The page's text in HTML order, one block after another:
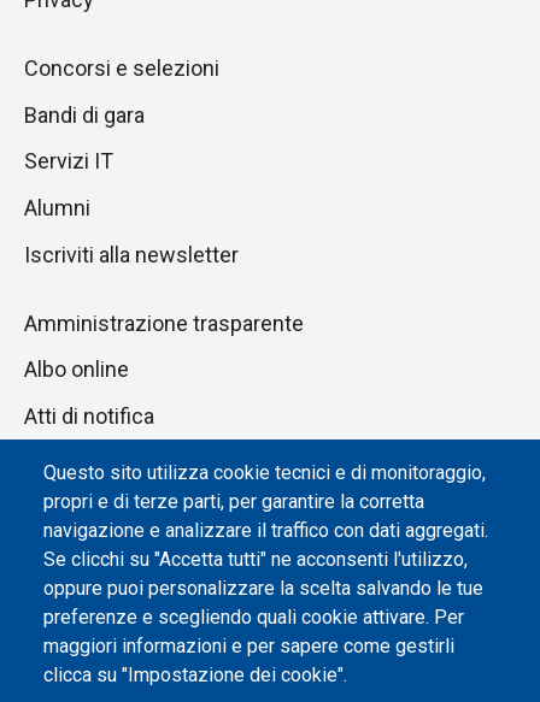
Questo sito utilizza cookie tecnici e di monitoraggio,
propri e di terze parti, per garantire la corretta
navigazione e analizzare il traffico con dati aggregati.
Se clicchi su "Accetta tutti" ne acconsenti l'utilizzo,
oppure puoi personalizzare la scelta salvando le tue
preferenze e scegliendo quali cookie attivare. Per
maggiori informazioni e per sapere come gestirli
clicca su "Impostazione dei cookie".
Concorsi e selezioni
Bandi di gara
Servizi IT
Alumni
Iscriviti alla newsletter
Amministrazione trasparente
Albo online
Atti di notifica
Dichiarazione di accessibilità
Impostazione dei cookie